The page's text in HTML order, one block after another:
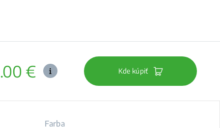
€ Kde kúpiť
Farba